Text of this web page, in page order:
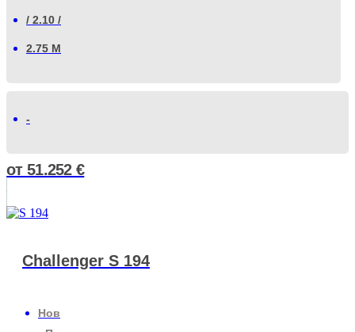
/ 2.10 /
2.75 М
-
от 51.252€
Challenger S 194
Нов